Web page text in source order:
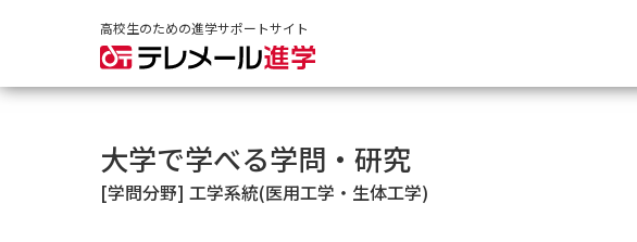
高校生のための進学サポートサイト
大学で学べる学問・研究
[学問分野] 工学系統(医用工学・生体工学)